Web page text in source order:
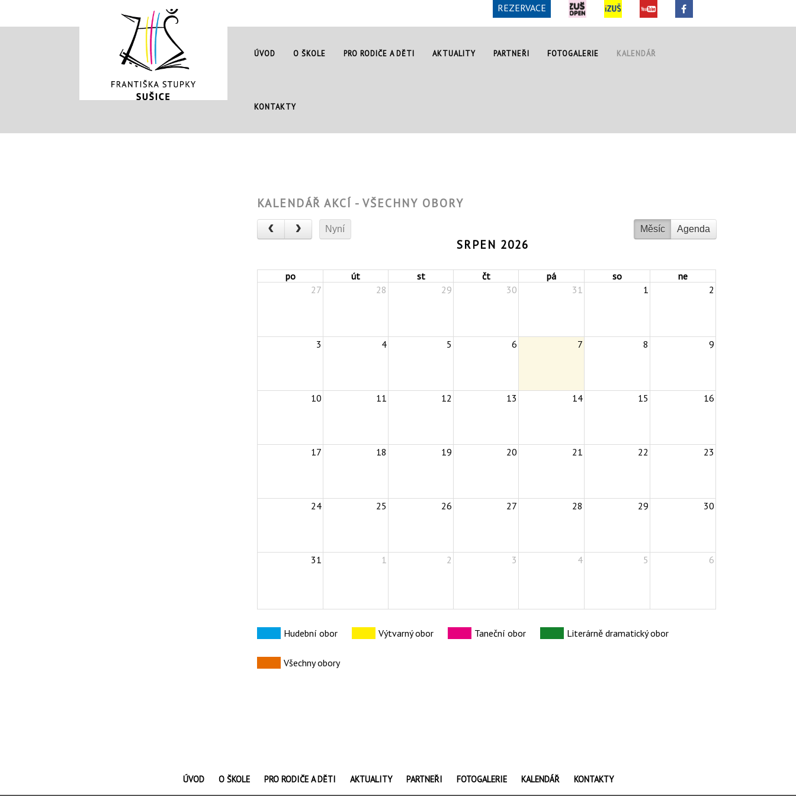
REZERVACE
ÚVOD O ŠKOLE PRO RODIČE A DĚTI AKTUALITY PARTNEŘI FOTOGALERIE KALENDÁŘ
KONTAKTY
KALENDÁŘ AKCÍ - VŠECHNY OBORY
Nyní Měsíc Agenda
SRPEN 2026
po út st čt pá so
ne
27
28 29 30 31 1 2
3 4 5 6 7 8 9
10 11 12 13 14 15 16
17 18 19 20 21 22 23
24 25 26 27 28 29 30
31 1 2 3 4 5 6
Hudební obor Výtvarný obor Taneční obor Literárně dramatický obor
Všechny obory
ÚVOD O ŠKOLE PRO RODIČE A DĚTI AKTUALITY PARTNEŘI FOTOGALERIE KALENDÁŘ KONTAKTY